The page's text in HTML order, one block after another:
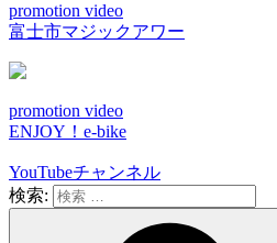
promotion video
富士市マジックアワー
promotion video
ENJOY！e-bike
YouTubeチャンネル
検索: